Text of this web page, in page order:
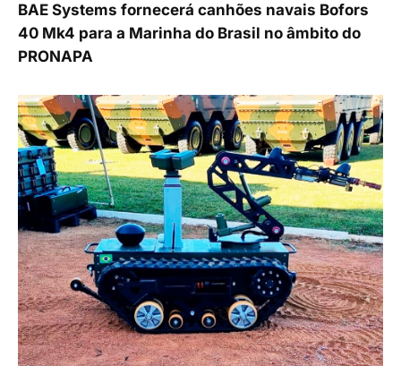
BAE Systems fornecerá canhões navais Bofors
40 Mk4 para a Marinha do Brasil no âmbito do
PRONAPA